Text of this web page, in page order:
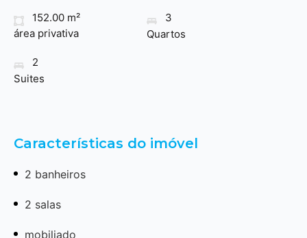
152.00 m²
área privativa
3
Quartos
2
Suites
Características do imóvel
2 banheiros
2 salas
mobiliado